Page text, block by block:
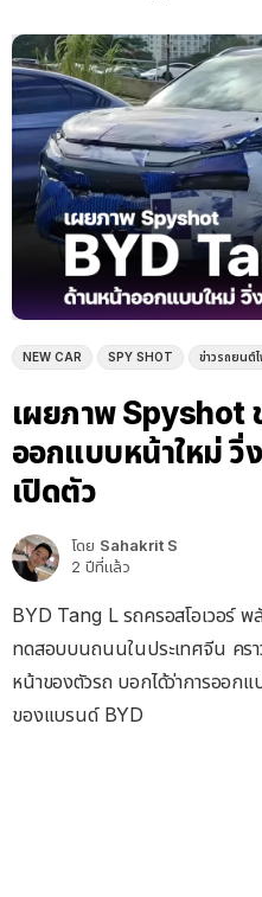
NEW CAR SPY SHOT ข่าวรถยนต์
เผยภาพ Spyshot
ออกแบบหน้าใหม่ วิ่
เปิดตัว
โดย Sahakrit S
2 ปีที่แล้ว
BYD Tang L รถครอสโอเวอร์
ทดสอบบนถนนในประเทศจีน ครา
หน้าของตัวรถ บอกได้ว่าการออก
ของแบรนด์ BYD